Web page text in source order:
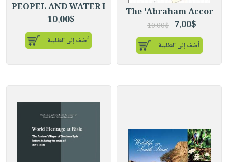
The 'Abraham Accor
7.00$
10.00$
أضف إلى الطلبية
PEOPEL AND WATER I
10.00$
أضف إلى الطلبية